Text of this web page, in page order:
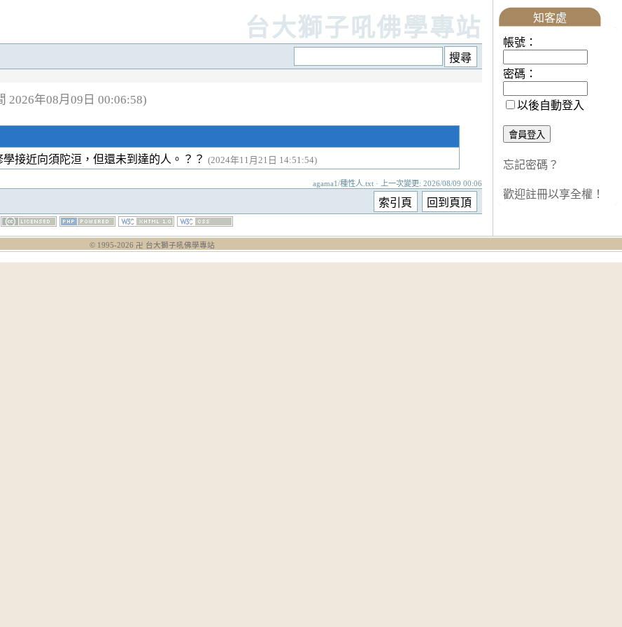
台大獅子吼佛學專站
2026年08月09日 00:06:58)
學接近向須陀洹，但還未到達的人。？？ (2024年11月21日 14:51:54)
agama1/種性人.txt · 上一次變更: 2026/08/09 00:06
知客處
帳號：
密碼：
以後自動登入
忘記密碼？
歡迎註冊以享全權！
© 1995-2026 卍 台大獅子吼佛學專站